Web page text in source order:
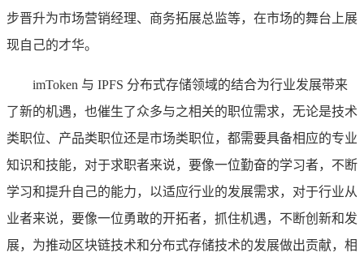
步晋升为市场营销经理、商务拓展总监等，在市场的舞台上展
现自己的才华。
imToken 与 IPFS 分布式存储领域的结合为行业发展带来
了新的机遇，也催生了众多与之相关的职位需求，无论是技术
类职位、产品类职位还是市场类职位，都需要具备相应的专业
知识和技能，对于求职者来说，要像一位勤奋的学习者，不断
学习和提升自己的能力，以适应行业的发展需求，对于行业从
业者来说，要像一位勇敢的开拓者，抓住机遇，不断创新和发
展，为推动区块链技术和分布式存储技术的发展做出贡献，相